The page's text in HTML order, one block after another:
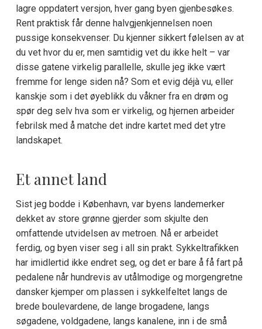
lagre oppdatert versjon, hver gang byen gjenbesøkes.
Rent praktisk får denne halvgjenkjennelsen noen
pussige konsekvenser. Du kjenner sikkert følelsen av at
du vet hvor du er, men samtidig vet du ikke helt – var
disse gatene virkelig parallelle, skulle jeg ikke vært
fremme for lenge siden nå? Som et evig déjà vu, eller
kanskje som i det øyeblikk du våkner fra en drøm og
spør deg selv hva som er virkelig, og hjernen arbeider
febrilsk med å matche det indre kartet med det ytre
landskapet.
Et annet land
Sist jeg bodde i København, var byens landemerker
dekket av store grønne gjerder som skjulte den
omfattende utvidelsen av metroen. Nå er arbeidet
ferdig, og byen viser seg i all sin prakt. Sykkeltrafikken
har imidlertid ikke endret seg, og det er bare å få fart på
pedalene når hundrevis av utålmodige og morgengretne
dansker kjemper om plassen i sykkelfeltet langs de
brede boulevardene, de lange brogadene, langs
søgadene, voldgadene, langs kanalene, inn i de små